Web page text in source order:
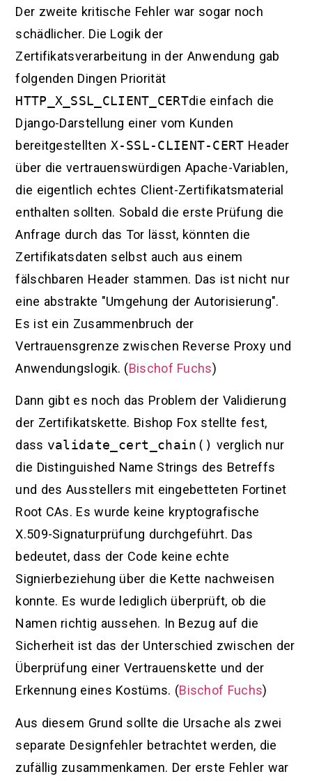
Der zweite kritische Fehler war sogar noch
schädlicher. Die Logik der
Zertifikatsverarbeitung in der Anwendung gab
folgenden Dingen Priorität
HTTP_X_SSL_CLIENT_CERTdie einfach die
Django-Darstellung einer vom Kunden
bereitgestellten X-SSL-CLIENT-CERT Header
über die vertrauenswürdigen Apache-Variablen,
die eigentlich echtes Client-Zertifikatsmaterial
enthalten sollten. Sobald die erste Prüfung die
Anfrage durch das Tor lässt, könnten die
Zertifikatsdaten selbst auch aus einem
fälschbaren Header stammen. Das ist nicht nur
eine abstrakte "Umgehung der Autorisierung".
Es ist ein Zusammenbruch der
Vertrauensgrenze zwischen Reverse Proxy und
Anwendungslogik. (Bischof Fuchs)
Dann gibt es noch das Problem der Validierung
der Zertifikatskette. Bishop Fox stellte fest,
dass validate_cert_chain() verglich nur
die Distinguished Name Strings des Betreffs
und des Ausstellers mit eingebetteten Fortinet
Root CAs. Es wurde keine kryptografische
X.509-Signaturprüfung durchgeführt. Das
bedeutet, dass der Code keine echte
Signierbeziehung über die Kette nachweisen
konnte. Es wurde lediglich überprüft, ob die
Namen richtig aussehen. In Bezug auf die
Sicherheit ist das der Unterschied zwischen der
Überprüfung einer Vertrauenskette und der
Erkennung eines Kostüms. (Bischof Fuchs)
Aus diesem Grund sollte die Ursache als zwei
separate Designfehler betrachtet werden, die
zufällig zusammenkamen. Der erste Fehler war